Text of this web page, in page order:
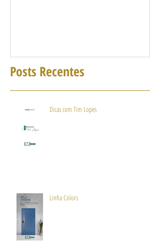
Posts Recentes
Dicas com Tim Lopes
Linha Colors